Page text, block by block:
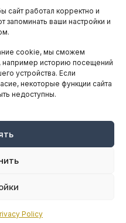
работал корректно и
ваши настройки и
cookie, мы сможем
например историю посещений
устройства. Если
некоторые функции сайта
недоступны.
Policy